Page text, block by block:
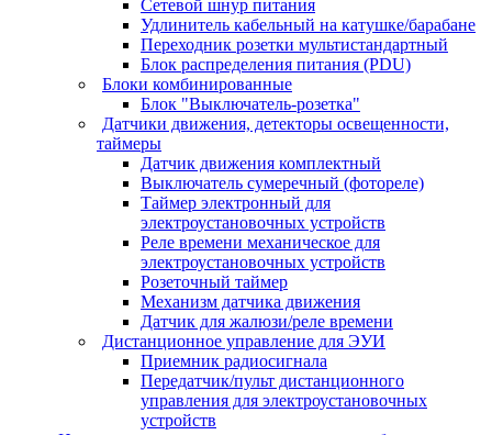
Сетевой шнур питания
Удлинитель кабельный на катушке/барабане
Переходник розетки мультистандартный
Блок распределения питания (PDU)
Блоки комбинированные
Блок "Выключатель-розетка"
Датчики движения, детекторы освещенности,
таймеры
Датчик движения комплектный
Выключатель сумеречный (фотореле)
Таймер электронный для
электроустановочных устройств
Реле времени механическое для
электроустановочных устройств
Розеточный таймер
Механизм датчика движения
Датчик для жалюзи/реле времени
Дистанционное управление для ЭУИ
Приемник радиосигнала
Передатчик/пульт дистанционного
управления для электроустановочных
устройств